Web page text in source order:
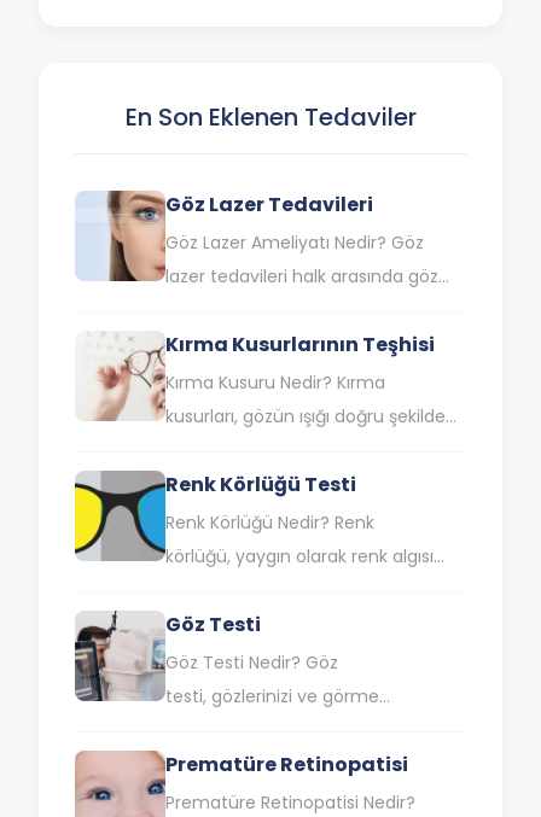
En Son Eklenen Tedaviler
Göz Lazer Tedavileri
Göz Lazer Ameliyatı Nedir? Göz
lazer tedavileri halk arasında göz
ameliyatı, saydam tabaka olan
korneanın lazer ışınıyla…
Kırma Kusurlarının Teşhisi
Kırma Kusuru Nedir? Kırma
kusurları, gözün ışığı doğru şekilde
yaygın görme bozukluklarıdır.
Özellikle bu durum, uzağı veya
yakını…
Renk Körlüğü Testi
Renk Körlüğü Nedir? Renk
körlüğü, yaygın olarak renk algısı
renkleri veya tonları görme veya
ayırt…
Göz Testi
Göz Testi Nedir? Göz
testi, gözlerinizi ve görme
kullanılan bir dizi testtir. Bu testler,
göz doktorları tarafından kapsamlı…
Prematüre Retinopatisi
Prematüre Retinopatisi Nedir?